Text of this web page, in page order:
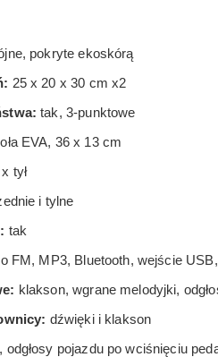
pokryte ekoskórą
25 x 20 x 30 cm x2
tak, 3-punktowe
EVA, 36 x 13 cm
tył
i tylne
tak
FM, MP3, Bluetooth, wejście
klakson, wgrane melodyjki,
dźwięki i klakson
odgłosy pojazdu po wciśnięciu